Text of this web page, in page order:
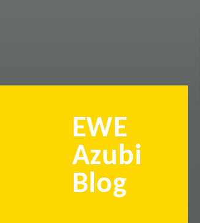
EWE
Azubi
Blog